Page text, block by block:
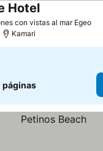
con vistas al mar Egeo
Hotel
Kamari
páginas